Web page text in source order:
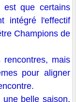
est que certains
intégré l'effectif
Champions de
mais
pour aligner
belle saison,